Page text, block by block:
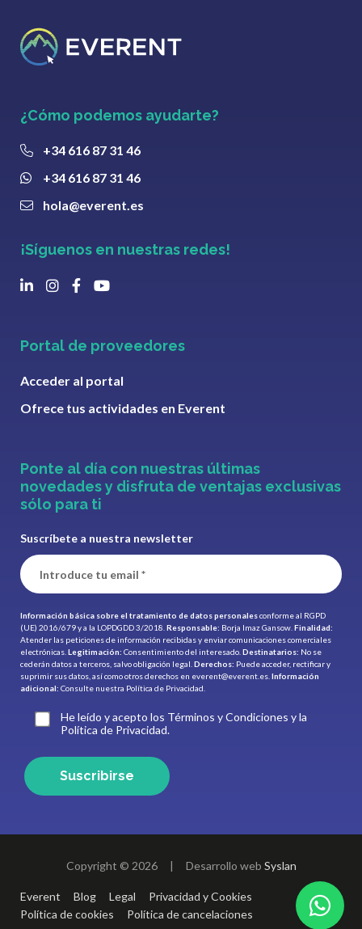
¿Cómo podemos ayudarte?
+34 616 87 31 46
+34 616 87 31 46
hola@everent.es
¡Síguenos en nuestras redes!
Portal de proveedores
Acceder al portal
Ofrece tus actividades en Everent
Ponte al día con nuestras últimas
novedades y disfruta de ventajas exclusivas
sólo para ti
Suscríbete a nuestra newsletter
Información básica sobre el tratamiento de datos personalesconforme al RGPD
(UE) 2016/679 y a la LOPDGDD 3/2018. Responsable: Borja Imaz Gansow. Finalidad:
Atender las peticiones de información recibidas y enviar comunicaciones comerciales
electrónicas. Legitimación: Consentimiento del interesado. Destinatarios: No se
cederán datos a terceros, salvo obligación legal. Derechos: Puede acceder, rectificar y
suprimir sus datos, así como otros derechos en everent@everent.es Información
adicional: Consulte nuestra Política de Privacidad.
He leído y acepto los Términos y Condiciones y la
Política de Privacidad.
Suscribirse
Copyright © 2026 | Desarrollo web Syslan
Everent Blog Legal
Privacidad y Cookies
Política de cookies
Política de cancelaciones